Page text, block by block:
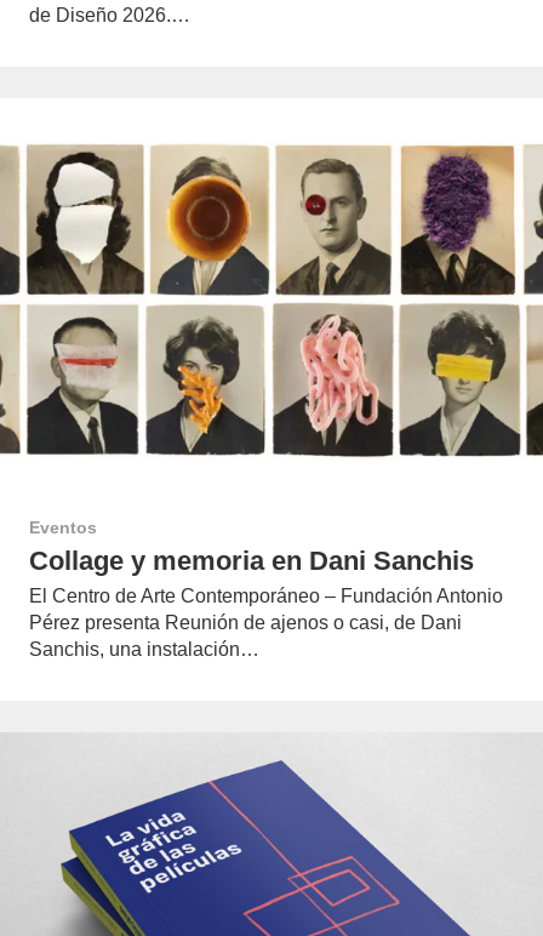
de Diseño 2026.…
Eventos
Collage y memoria en Dani Sanchis
El Centro de Arte Contemporáneo – Fundación Antonio
Pérez presenta Reunión de ajenos o casi, de Dani
Sanchis, una instalación…